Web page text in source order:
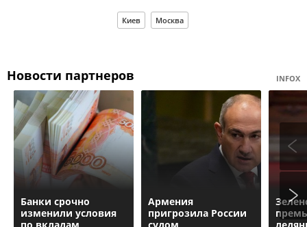
Киев Москва
Новости партнеров INFOX
Банки срочно
изменили условия
Армения
пригрозила России